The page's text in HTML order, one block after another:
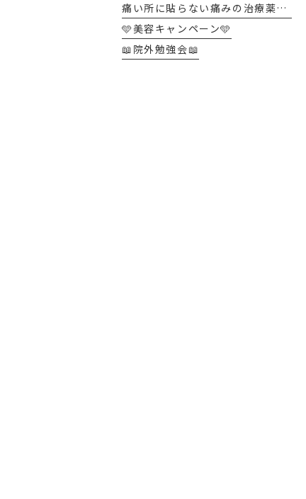
痛い所に貼らない痛みの治療薬ジクトルテープ
🩵美容キャンペーン🩵
📖院外勉強会📖